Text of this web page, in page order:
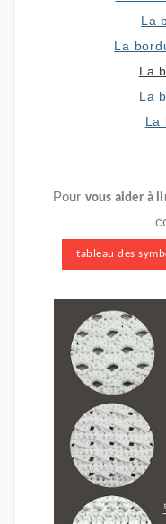
La
La
La
La
La
Pour vous aider à
tableau des